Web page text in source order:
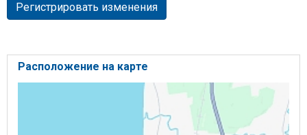
Регистрировать изменения
Расположение на карте